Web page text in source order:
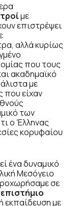
με
επιστρέψει
αλλά κυρίως
που τους
ακαδημαϊκό
με
που είχαν
των
ο Έλληνας
κορυφαίου
ένα δυναμικό
Μεσόγειο
σε
εκπαίδευση με